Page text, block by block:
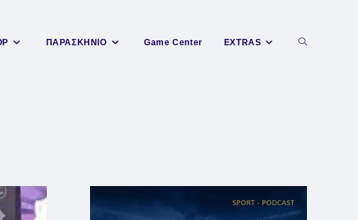
ΠΑΡΑΣΚΗΝΙΟ Game Center EXTRAS Toggle